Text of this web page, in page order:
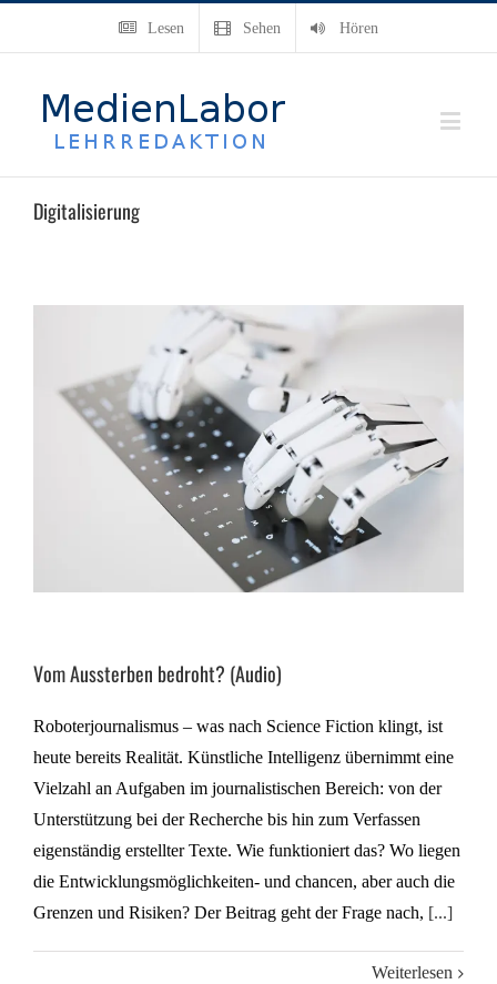
Lesen Sehen Hören
Digitalisierung
Vom Aussterben bedroht? (Audio)
Roboterjournalismus – was nach Science Fiction klingt, ist
heute bereits Realität. Künstliche Intelligenz übernimmt eine
Vielzahl an Aufgaben im journalistischen Bereich: von der
Unterstützung bei der Recherche bis hin zum Verfassen
eigenständig erstellter Texte. Wie funktioniert das? Wo liegen
die Entwicklungsmöglichkeiten- und chancen, aber auch die
Grenzen und Risiken? Der Beitrag geht der Frage nach, [...]
Weiterlesen